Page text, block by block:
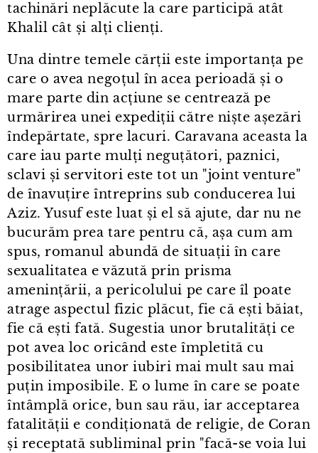
tachinări neplăcute la care participă atât
Khalil cât și alți clienți.
Una dintre temele cărții este importanța pe
care o avea negoțul în acea perioadă și o
mare parte din acțiune se centrează pe
urmărirea unei expediții către niște așezări
îndepărtate, spre lacuri. Caravana aceasta la
care iau parte mulți neguțători, paznici,
sclavi și servitori este tot un "joint venture"
de înavuțire întreprins sub conducerea lui
Aziz. Yusuf este luat și el să ajute, dar nu ne
bucurăm prea tare pentru că, așa cum am
spus, romanul abundă de situații în care
sexualitatea e văzută prin prisma
amenințării, a pericolului pe care îl poate
atrage aspectul fizic plăcut, fie că ești băiat,
fie că ești fată. Sugestia unor brutalități ce
pot avea loc oricând este împletită cu
posibilitatea unor iubiri mai mult sau mai
puțin imposibile. E o lume în care se poate
întâmplă orice, bun sau rău, iar acceptarea
fatalității e condiționată de religie, de Coran
și receptată subliminal prin "facă-se voia lui